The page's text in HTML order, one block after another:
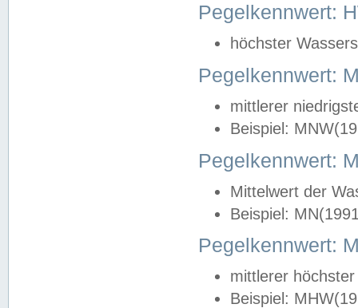
Pegelkennwert:
höchster
Pegelkennwert:
mittlerer
Beispiel:
Pegelkennwert:
Mittelwert der
Beispiel:
Pegelkennwert:
mittlerer
Beispiel: